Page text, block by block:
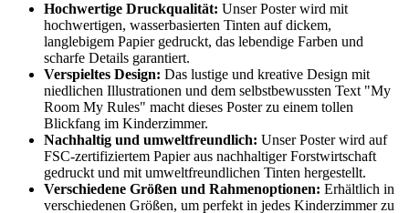
Hochwertige Druckqualität: Unser Poster wird mit
hochwertigen, wasserbasierten Tinten auf dickem,
langlebigem Papier gedruckt, das lebendige Farben und
scharfe Details garantiert.
Verspieltes Design: Das lustige und kreative Design mit
niedlichen Illustrationen und dem selbstbewussten Text "My
Room My Rules" macht dieses Poster zu einem tollen
Blickfang im Kinderzimmer.
Nachhaltig und umweltfreundlich: Unser Poster wird auf
FSC-zertifiziertem Papier aus nachhaltiger Forstwirtschaft
gedruckt und mit umweltfreundlichen Tinten hergestellt.
Verschiedene Größen und Rahmenoptionen: Erhältlich in
verschiedenen Größen, um perfekt in jedes Kinderzimmer zu